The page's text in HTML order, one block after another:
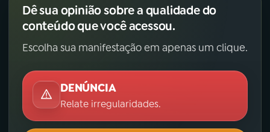
Dê sua opinião sobre a qualidade do
conteúdo que você acessou.
Escolha sua manifestação em apenas um clique.
DENÚNCIA
Relate irregularidades.